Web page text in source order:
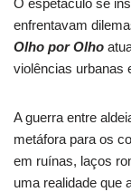
O espetáculo se
enfrentavam
Olho por Olho
violências urbanas
A guerra entre
metáfora para os
em ruínas, laços
uma realidade que